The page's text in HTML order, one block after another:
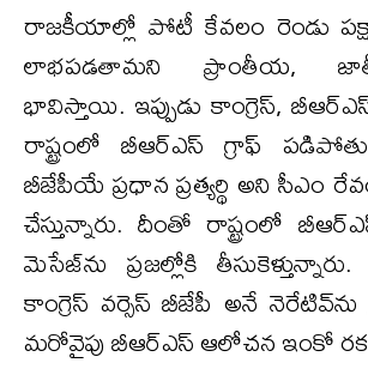
రాజకీయాల్లో పోటీ కేవలం రెండు
లాభపడతామని ప్రాంతీయ,
భావిస్తాయి. ఇప్పుడు కాంగ్రెస్,
రాష్ట్రంలో బీఆర్ఎస్ గ్రాఫ్
బీజేపీయే ప్రధాన ప్రత్యర్థి అని సీఎం
చేస్తున్నారు. దీంతో రాష్ట్రంలో
మెసేజ్‌ను ప్రజల్లోకి
కాంగ్రెస్ వర్సెస్ బీజేపీ అనే
మరోవైపు బీఆర్ఎస్ ఆలోచన ఇంకో